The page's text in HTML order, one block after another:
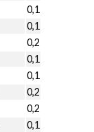
0,1
0,1
0,2
0,1
0,1
0,2
0,2
0,1